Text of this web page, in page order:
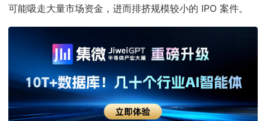
可能吸走大量市场资金，进而排挤规模较小的 IPO 案件。